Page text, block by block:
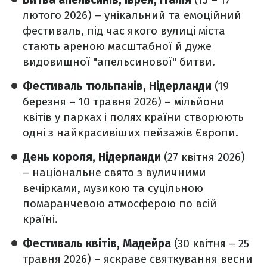
лютого 2026) – унікальний та емоційний
фестиваль, під час якого вулиці міста
стають ареною масштабної й дуже
видовищної "апельсинової" битви.
Фестиваль тюльпанів, Нідерланди (19
березня – 10 травня 2026) – мільйони
квітів у парках і полях країни створюють
одні з найкрасивіших пейзажів Європи.
День короля, Нідерланди (27 квітня 2026)
– національне свято з вуличними
вечірками, музикою та суцільною
помаранчевою атмосферою по всій
країні.
Фестиваль квітів, Мадейра (30 квітня – 25
травня 2026) – яскраве святкування весни